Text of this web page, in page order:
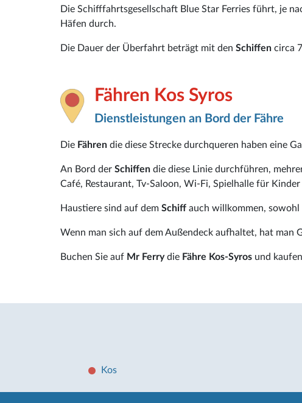
Die Schifffahrtsgesellschaft Blue Star Ferries führt, je
Häfen durch.
Die Dauer der Überfahrt beträgt mit den Schiffen circa
Fähren Kos Syros
Dienstleistungen an Bord der Fähre
Die Fähren die diese Strecke durchqueren haben eine
An Bord der Schiffen die diese Linie durchführen,
Café, Restaurant, Tv-Saloon, Wi-Fi, Spielhalle für
Haustiere sind auf dem Schiff auch willkommen, sowohl
Wenn man sich auf dem Außendeck aufhaltet, hat man
Buchen Sie auf Mr Ferrydie Fähre Kos-Syros und
Kos